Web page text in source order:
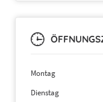
Montag
Dienstag